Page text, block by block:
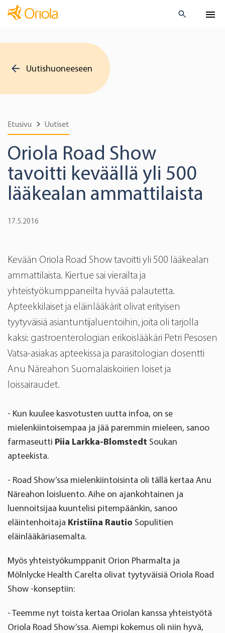
Uutishuoneeseen
Etusivu Uutiset
Oriola Road Show
tavoitti keväällä yli 500
lääkealan ammattilaista
17.5.2016
Kevään Oriola Road Show tavoitti yli 500 lääkealan
ammattilaista. Kiertue sai vierailta ja
yhteistyökumppaneilta hyvää palautetta.
Apteekkilaiset ja eläinlääkärit olivat erityisen
tyytyväisiä asiantuntijaluentoihin, joita oli tarjolla
kaksi: gastroenterologian erikoislääkäri Petri Pesosen
Vatsa-asiakas apteekissa ja parasitologian dosentti
Anu Näreahon Suomalaiskoirien loiset ja
loissairaudet.
- Kun kuulee kasvotusten uutta infoa, on se
mielenkiintoisempaa ja jää paremmin mieleen, sanoo
farmaseutti Piia Larkka-Blomstedt Soukan
apteekista.
- Road Show’ssa mielenkiintoisinta oli tällä kertaa Anu
Näreahon loisluento. Aihe on ajankohtainen ja
luennoitsijaa kuuntelisi pitempäänkin, sanoo
eläintenhoitaja Kristiina Rautio Sopulitien
eläinlääkäriasemalta.
Myös yhteistyökumppanit Orion Pharmalta ja
Mölnlycke Health Carelta olivat tyytyväisiä Oriola Road
Show -konseptiin:
- Teemme nyt toista kertaa Oriolan kanssa yhteistyötä
Oriola Road Show’ssa. Aiempi kokemus oli niin hyvä,